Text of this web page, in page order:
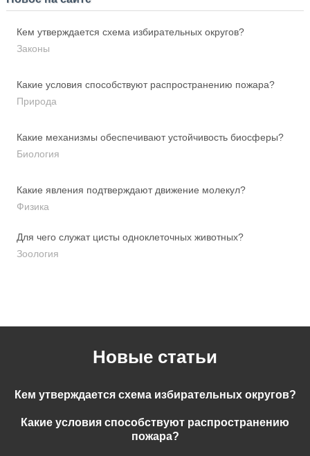
Кем утверждается схема избирательных округов?
Законы
Какие условия способствуют распространению пожара?
Природа
Какие механизмы обеспечивают устойчивость биосферы?
Биология
Какие явления подтверждают движение молекул?
Физика
Для чего служат цисты одноклеточных животных?
Зоология
Новые статьи
Кем утверждается схема избирательных округов?
Какие условия способствуют распространению
пожара?